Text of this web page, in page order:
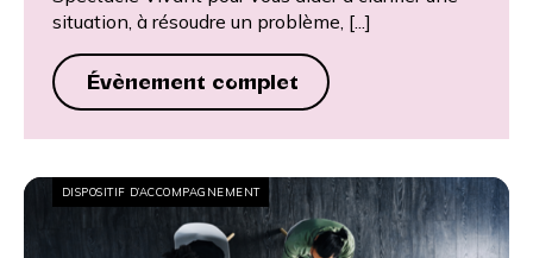
situation, à résoudre un problème, [...]
Évènement complet
DISPOSITIF D’ACCOMPAGNEMENT